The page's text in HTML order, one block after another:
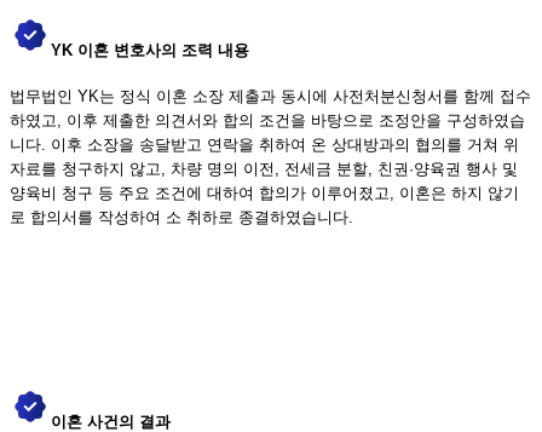
YK 이혼 변호사의 조력 내용
법무법인 YK는 정식 이혼 소장 제출과 동시에 사전처분신청서를 함께 접수
하였고, 이후 제출한 의견서와 합의 조건을 바탕으로 조정안을 구성하였습
니다. 이후 소장을 송달받고 연락을 취하여 온 상대방과의 협의를 거쳐 위
자료를 청구하지 않고, 차량 명의 이전, 전세금 분할, 친권·양육권 행사 및
양육비 청구 등 주요 조건에 대하여 합의가 이루어졌고, 이혼은 하지 않기
로 합의서를 작성하여 소 취하로 종결하였습니다.
이혼 사건의 결과